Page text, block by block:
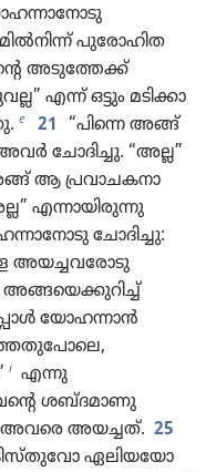
പുരോ​ഹി​ത​
അടു​ത്തേക്ക്‌
എന്ന്‌ ഒട്ടും മടിക്കാ​
e 21 “പിന്നെ അങ്ങ്‌
ചോദിച്ചു. “അല്ല”
ആ പ്രവാ​ച​ക​നാ​
എന്നായി​രു​ന്നു
ചോദിച്ചു:
അയച്ചവ​രോ​ടു
യോഹ​ന്നാൻ
i എന്നു
ശബ്ദമാണു
അവരെ അയച്ചത്‌. 25
ഏലിയ​യോ